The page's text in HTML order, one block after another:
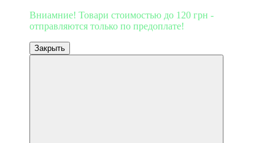
Вниамние! Товари стоимостью до 120 грн -
отправляются только по предоплате!
Закрыть